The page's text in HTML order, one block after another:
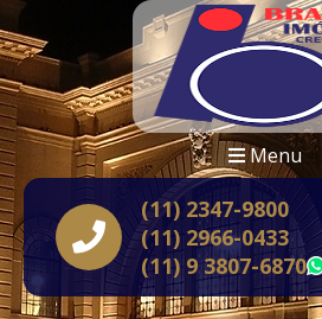
Menu
(11) 2347-9800
(11) 2966-0433
(11) 9 3807-6870